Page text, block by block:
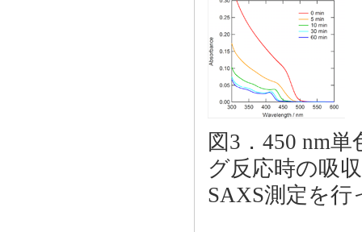
図3．450 nm
グ反応時の吸
SAXS測定を